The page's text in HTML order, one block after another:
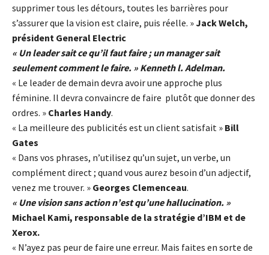
supprimer tous les détours, toutes les barrières pour
s’assurer que la vision est claire, puis réelle. »Jack Welch,
président General Electric
« Un leader sait ce qu’il faut faire ; un manager sait
seulement comment le faire. » Kenneth l. Adelman.
« Le leader de demain devra avoir une approche plus
féminine. Il devra convaincre de faire plutôt que donner des
ordres. » Charles Handy.
« La meilleure des publicités est un client satisfait » Bill
Gates
« Dans vos phrases, n’utilisez qu’un sujet, un verbe, un
complément direct ; quand vous aurez besoin d’un adjectif,
venez me trouver. » Georges Clemenceau.
« Une vision sans action n’est qu’une hallucination. »
Michael Kami, responsable de la stratégie d’IBM et de
Xerox.
« N’ayez pas peur de faire une erreur. Mais faites en sorte de